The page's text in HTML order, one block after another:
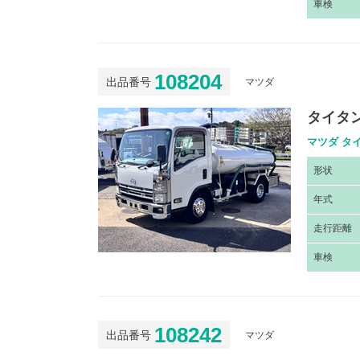
車検
出品番号 108204 マツダ
タイ
マツダ タ
形状
年式
走行距離
車検
出品番号 108242 マツダ